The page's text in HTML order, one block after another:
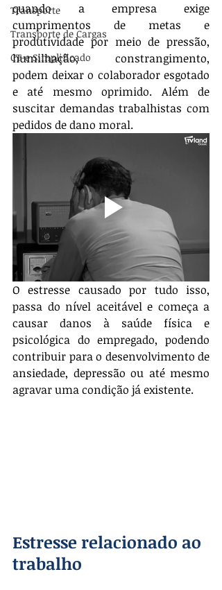
Transporte
Transporte de Cargas
CT-e Simplificado
quando a empresa exige
cumprimentos de metas e
produtividade por meio de pressão,
humilhação, constrangimento,
podem deixar o colaborador esgotado
e até mesmo oprimido. Além de
suscitar demandas trabalhistas com
pedidos de dano moral.
O estresse causado por tudo isso,
passa do nível aceitável e começa a
causar danos à saúde física e
psicológica do empregado, podendo
contribuir para o desenvolvimento de
ansiedade, depressão ou até mesmo
agravar uma condição já existente.
Estresse relacionado ao
trabalho